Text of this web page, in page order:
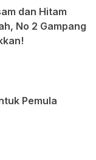
dan Hitam
No 2 Gampang
Pemula